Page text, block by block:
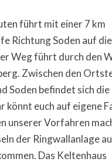
führt mit einer 7 km
Richtung Soden auf die
Weg führt durch den
Zwischen den
Soden befindet sich die
könnt euch auf eigene
unserer Vorfahren
der Ringwallanlage
Das Keltenhaus